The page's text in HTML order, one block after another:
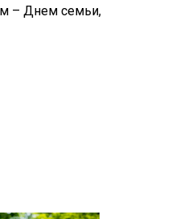
– Днем семьи,